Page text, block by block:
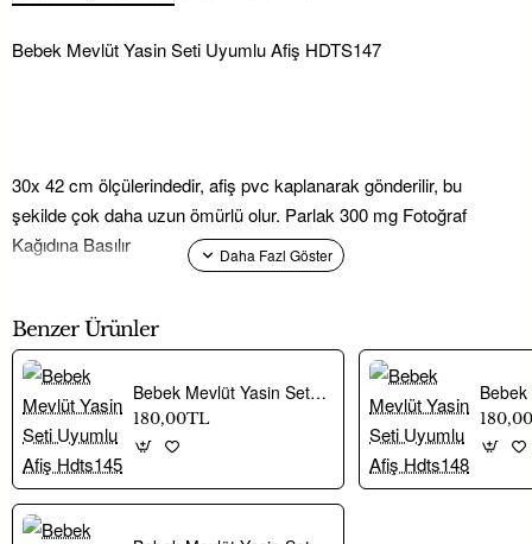
Bebek Mevlüt Yasin Seti Uyumlu Afiş HDTS147
30x 42 cm ölçülerindedir, afiş pvc kaplanarak gönderilir, bu
şekilde çok daha uzun ömürlü olur. Parlak 300 mg Fotoğraf
Kağıdına Basılır
Benzer Ürünler
Bebek Mevlüt Yasin Seti Uyumlu Afiş Hdts145
180,00TL